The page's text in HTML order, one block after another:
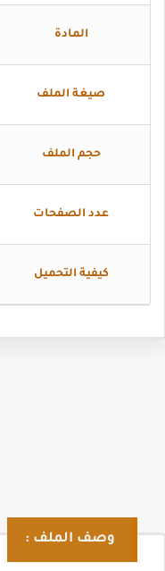
المادة
صيغة الملف
حجم الملف
عدد الصفحات
كيفية التحميل
وصف الملف :